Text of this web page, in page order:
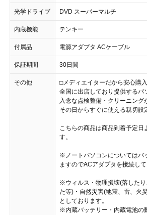
光学ドライブ DVD スーパーマルチ
内蔵機能 テンキー
付属品 電源アダプタ ACケーブル
保証期間 30日間
その他
□メディエイターだから安心購入
全国に出店しており提供するパ
入念な点検整備・クリーニング
その日からすぐに使える親切設
こちらの商品は商品到着予定日
す。
※ノートパソコンについてはバ
ますのでACアダプタを接続して
※ウィルス・物理損壊(落した
た等)・自然災害(地震、雷、火
としております。
※内蔵バッテリー・内蔵電池の